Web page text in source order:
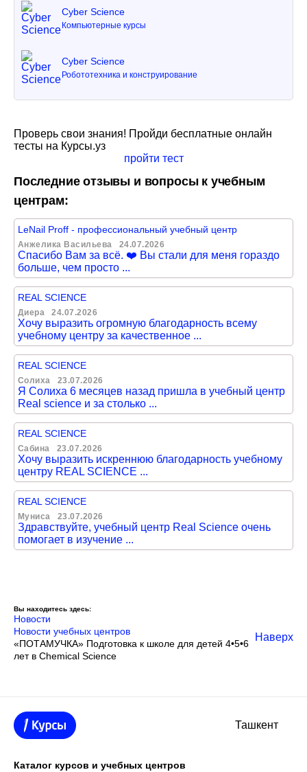
Cyber Science
Компьютерные курсы
Cyber Science
Робототехника и конструирование
Проверь свои знания! Пройди бесплатные онлайн
тесты на Курсы.уз
пройти тест
Последние отзывы и вопросы к учебным
центрам:
LeNail Proff - профессиональный учебный центр
Анжелика Васильева 24.07.2026
Спасибо Вам за всё. ❤️ Вы стали для меня гораздо
больше, чем просто ...
REAL SCIENCE
Диера 24.07.2026
Хочу выразить огромную благодарность всему
учебному центру за качественное ...
REAL SCIENCE
Солиха 23.07.2026
Я Солиха 6 месяцев назад пришла в учебный центр
Real science и за столько ...
REAL SCIENCE
Сабина 23.07.2026
Хочу выразить искреннюю благодарность учебному
центру REAL SCIENCE ...
REAL SCIENCE
Муниса 23.07.2026
Здравствуйте, учебный центр Real Science очень
помогает в изучение ...
Вы находитесь здесь:
Новости
Новости учебных центров
«ПОТАМУЧКА» Подготовка к школе для детей 4•5•6
лет в Chemical Science
Наверх
Ташкент
Каталог курсов и учебных центров